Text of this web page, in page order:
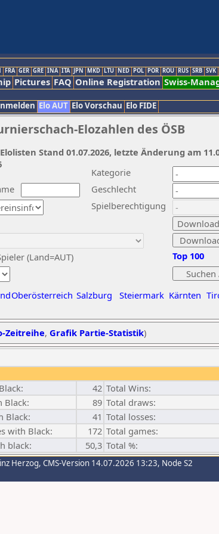
FRA GER GRE INA ITA JPN MKD LTU NED POL POR ROU RUS SRB SVK
Pictures FAQ Online Registration Swiss-
Elo AUT Elo Vorschau Elo FIDE
Elozahlen des ÖSB
Kategorie
Geschlecht
(Land=AUT)
Spielberechtigung
Oberösterreich Salzburg Steiermark Kärnten
Top 100
Stand 01.07.2026, letzte Änderung am
Zeitreihe, Grafik Partie-Statistik)
42 Total Wins:
Black: 89 Total draws:
Black: 41 Total losses:
with Black: 172 Total games:
black: 50,3 Total %:
Herzog, CMS-Version 14.07.2026 13:23, Node S2